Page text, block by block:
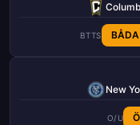
BTTS
O/U